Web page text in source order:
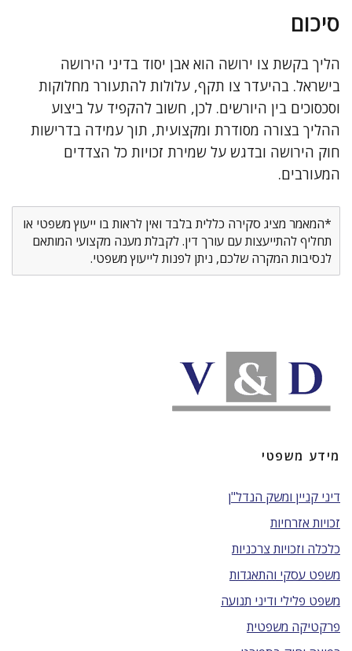
סיכום
הליך בקשת צו ירושה הוא אבן יסוד בדיני הירושה
בישראל. בהיעדר צו תקף, עלולות להתעורר מחלוקות
וסכסוכים בין היורשים. לכן, חשוב להקפיד על ביצוע
ההליך בצורה מסודרת ומקצועית, תוך עמידה בדרישות
חוק הירושה ובדגש על שמירת זכויות כל הצדדים
המעורבים.
*המאמר מציג סקירה כללית בלבד ואין לראות בו ייעוץ משפטי או
תחליף להתייעצות עם עורך דין. לקבלת מענה מקצועי המותאם
לנסיבות המקרה שלכם, ניתן לפנות לייעוץ משפטי.
מידע משפטי
דיני קניין ומשק הנדל"ן
זכויות אזרחיות
כלכלה וזכויות צרכניות
משפט עסקי והתאגדות
משפט פלילי ודיני תנועה
פרקטיקה משפטית